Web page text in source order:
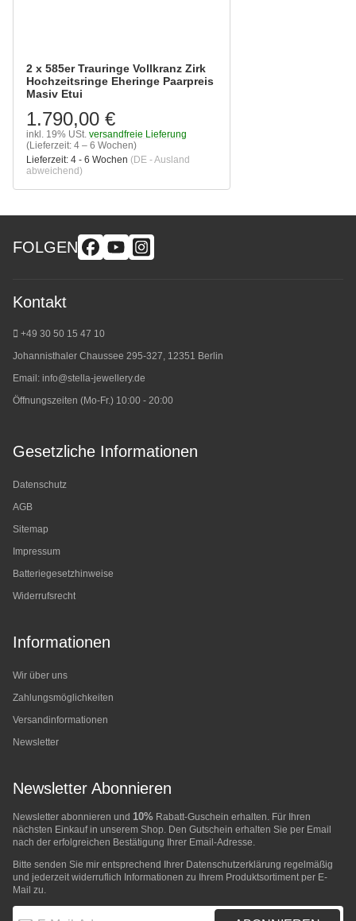
2 x 585er Trauringe Vollkranz Zirk
Hochzeitsringe Eheringe Paarpreis
Masiv Etui
1.790,00 €
inkl. 19% USt. versandfreie Lieferung
(Lieferzeit: 4 – 6 Wochen)
Lieferzeit: 4 - 6 Wochen (DE - Ausland
abweichend)
FOLGEN
Kontakt
+49 30 50 15 47 10
Johannisthaler Chaussee 295-327, 12351 Berlin
Email: info@stella-jewellery.de
Öffnungszeiten (Mo-Fr.) 10:00 - 20:00
Gesetzliche Informationen
Datenschutz
AGB
Sitemap
Impressum
Batteriegesetzhinweise
Widerrufsrecht
Informationen
Wir über uns
Zahlungsmöglichkeiten
Versandinformationen
Newsletter
Newsletter Abonnieren
Newsletter abonnieren und 10% Rabatt-Guschein erhalten. Für Ihren
nächsten Einkauf in unserem Shop. Den Gutschein erhalten Sie per Email
nach der erfolgreichen Bestätigung Ihrer Email-Adresse.
Bitte senden Sie mir entsprechend Ihrer Datenschutzerklärung regelmäßig
und jederzeit widerruflich Informationen zu Ihrem Produktsortiment per E-
Mail zu.